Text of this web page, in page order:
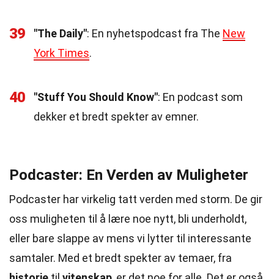
39 "The Daily": En nyhetspodcast fra The New
York Times.
40 "Stuff You Should Know": En podcast som
dekker et bredt spekter av emner.
Podcaster: En Verden av Muligheter
Podcaster har virkelig tatt verden med storm. De gir
oss muligheten til å lære noe nytt, bli underholdt,
eller bare slappe av mens vi lytter til interessante
samtaler. Med et bredt spekter av temaer, fra